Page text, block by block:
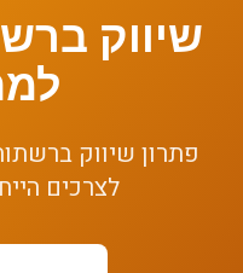
שיווק
ל
פתרון שיווק
לצרכים